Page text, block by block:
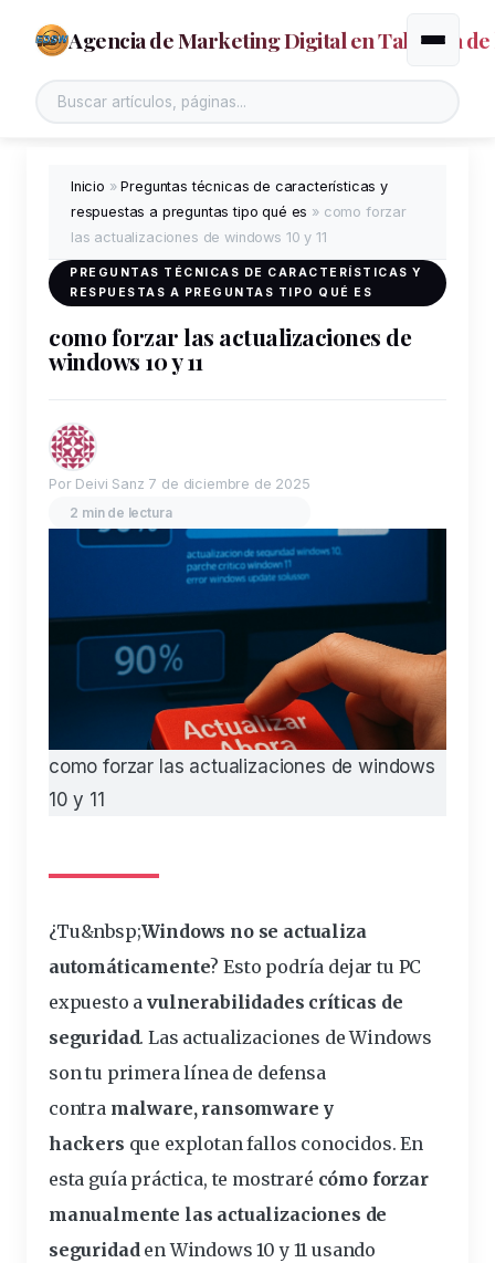
Agencia de Marketing Digital en Talavera de
Buscar en el sitio
Alternar
Inicio »Preguntas técnicas de características y
respuestas a preguntas tipo qué es » como forzar
las actualizaciones de windows 10 y 11
PREGUNTAS TÉCNICAS DE CARACTERÍSTICAS Y
RESPUESTAS A PREGUNTAS TIPO QUÉ ES
como forzar las actualizaciones de
windows 10 y 11
Por Deivi Sanz 7 de diciembre de 2025
2 min de lectura
como forzar las actualizaciones de windows
10 y 11
¿Tu&nbsp;Windows no se actualiza
automáticamente? Esto podría dejar tu PC
expuesto avulnerabilidades críticas de
seguridad. Las actualizaciones de Windows
son tu primeralíneade defensa
contra malware, ransomware y
hackers que explotanfallos conocidos. En
esta guía práctica, te mostraré cómo forzar
manualmente las actualizaciones de
seguridaden Windows 10 y 11 usando